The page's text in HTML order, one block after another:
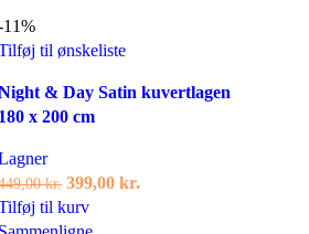
11%
til ønskeliste
& Day Satin kuvertlagen
x 200 cm
kr. Den
oprindelige
pris
399,00 kr.
til kurv